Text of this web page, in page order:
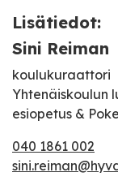
Lisätiedot:
Sini Reiman
koulukuraattori
Yhtenäiskoulun
esiopetus &
040 1861 002